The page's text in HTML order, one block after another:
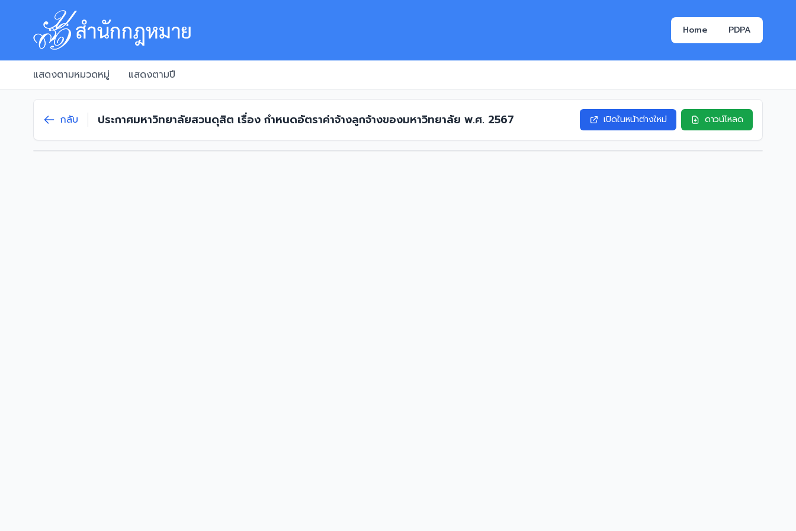
Home PDPA
แสดงตามหมวดหมู่ แสดงตามปี
กลับ ประกาศมหาวิทยาลัยสวนดุสิต เรื่อง กำหนดอัตราค่าจ้างลูกจ้างของมหาวิทยาลัย พ.ศ. 2567 เปิดในหน้าต่างใหม่ ดาวน์โหลด